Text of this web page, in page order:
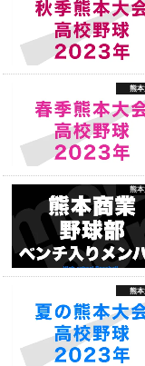
熊
熊
熊